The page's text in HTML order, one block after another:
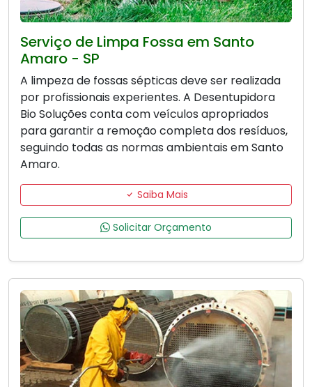
Serviço de Limpa Fossa em Santo
Amaro - SP
A limpeza de fossas sépticas deve ser realizada
por profissionais experientes. A Desentupidora
Bio Soluções conta com veículos apropriados
para garantir a remoção completa dos resíduos,
seguindo todas as normas ambientais em Santo
Amaro.
Saiba Mais
Solicitar Orçamento